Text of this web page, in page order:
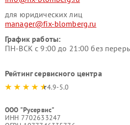
для юридических лиц
manager@fix-blomberg.ru
График работы:
ПН-ВСК с 9:00 до 21:00 без
Рейтинг сервисного центра
4.9-5.0
ООО "Русервис"
ИНН 7702633247